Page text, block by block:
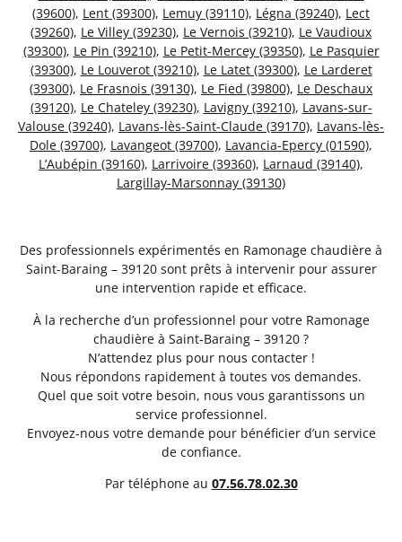
(39600), Lent (39300), Lemuy (39110), Légna (39240), Lect
(39260), Le Villey (39230), Le Vernois (39210), Le Vaudioux
(39300), Le Pin (39210), Le Petit-Mercey (39350), Le Pasquier
(39300), Le Louverot (39210), Le Latet (39300), Le Larderet
(39300), Le Frasnois (39130), Le Fied (39800), Le Deschaux
(39120), Le Chateley (39230), Lavigny (39210), Lavans-sur-
Valouse (39240), Lavans-lès-Saint-Claude (39170), Lavans-lès-
Dole (39700), Lavangeot (39700), Lavancia-Epercy (01590),
L’Aubépin (39160), Larrivoire (39360), Larnaud (39140),
Largillay-Marsonnay (39130)
Des professionnels expérimentés en Ramonage chaudière à
Saint-Baraing – 39120 sont prêts à intervenir pour assurer
une intervention rapide et efficace.
À la recherche d’un professionnel pour votre Ramonage
chaudière à Saint-Baraing – 39120 ?
N’attendez plus pour nous contacter !
Nous répondons rapidement à toutes vos demandes.
Quel que soit votre besoin, nous vous garantissons un
service professionnel.
Envoyez-nous votre demande pour bénéficier d’un service
de confiance.
Par téléphone au 07.56.78.02.30